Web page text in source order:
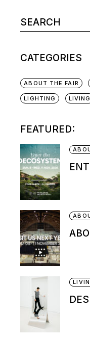
CATEGORIES
ABOUT THE FAIR
LIGHTING LIVING
FEATURED: